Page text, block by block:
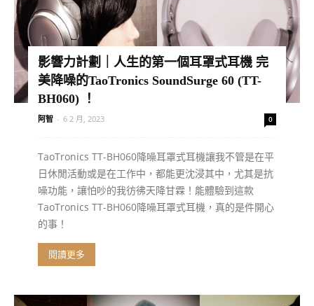
影響力計劃｜人生的第一個耳罩式耳機 完
美降噪的TaoTronics SoundSurge 60 (TT-
BH060) ！
阿智 - 6 2 月, 2023 0
TaoTronics TT-BH060降噪耳罩式耳機讓我不管是在平
日休閒活動或是在工作中，都能更沈浸其中，尤其是抗
噪功能，讓怕吵的我彷彿天降甘霖！能體驗到這款
TaoTronics TT-BH060降噪耳罩式耳機，真的是件開心
的事！
閱讀更多